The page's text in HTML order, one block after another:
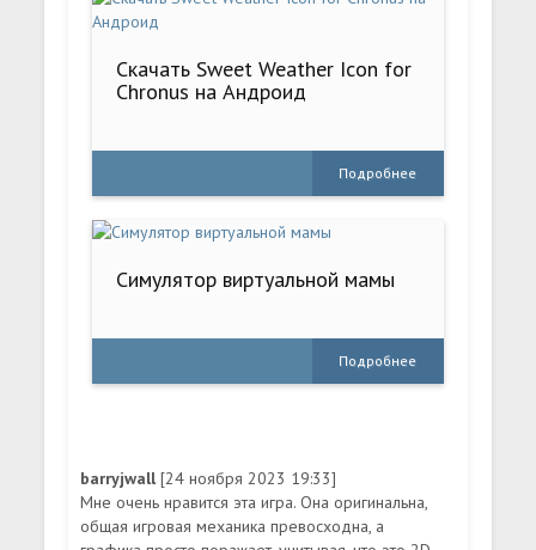
Скачать Sweet Weather Icon for
Chronus на Андроид
Подробнее
Симулятор виртуальной мамы
Подробнее
barryjwall[24 ноября 2023 19:33]
Мне очень нравится эта игра. Она оригинальна,
общая игровая механика превосходна, а